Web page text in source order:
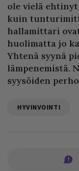
ole vielä
kuin
hallamittari
huolimatta jo
Yhtenä syynä
lämpenemistä.
syysöiden
HYVINVOINTI